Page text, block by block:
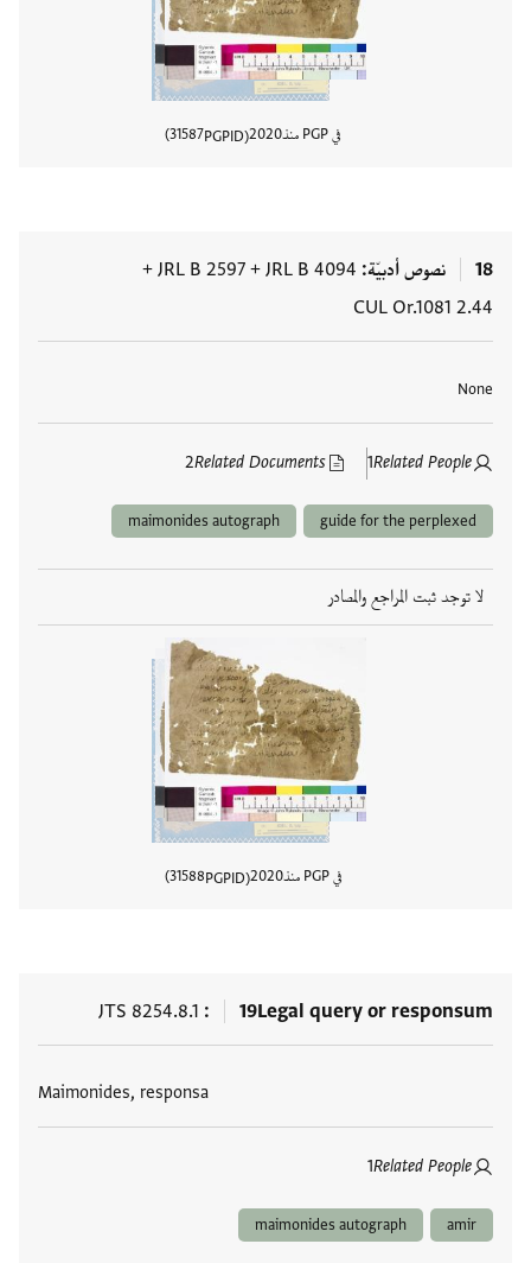
في PGP منذ 2020
PGPID
31587
18 نصوص أدبيّة JRL B 4094
+
JRL B 2597
+
CUL Or.1081 2.44
None
Related People
1
Related Documents
2
guide for the perplexed
maimonides autograph
لا توجد ثبت المراجع والمصادر
في PGP منذ 2020
PGPID
31588
19Legal query or responsum
JTS 8254.8.1
Maimonides, responsa
Related People
1
amir
maimonides autograph